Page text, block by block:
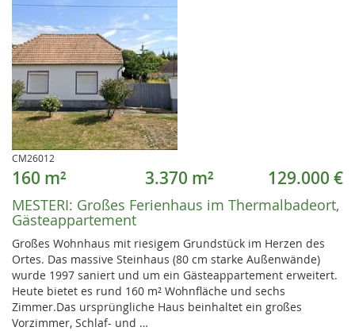
CM26012
160 m² 3.370 m² 129.000 €
MESTERI: Großes Ferienhaus im Thermalbadeort,
Gästeappartement
Großes Wohnhaus mit riesigem Grundstück im Herzen des
Ortes. Das massive Steinhaus (80 cm starke Außenwände)
wurde 1997 saniert und um ein Gästeappartement erweitert.
Heute bietet es rund 160 m² Wohnfläche und sechs
Zimmer.Das ursprüngliche Haus beinhaltet ein großes
Vorzimmer, Schlaf- und …